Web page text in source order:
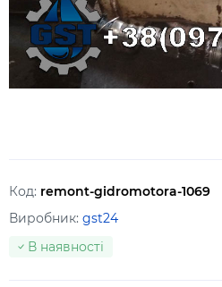
Код: remont-gidromotora-1069
Виробник: gst24
В наявності